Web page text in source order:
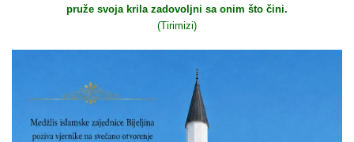
pruže svoja krila zadovoljni sa onim što čini.
(Tirimizi)